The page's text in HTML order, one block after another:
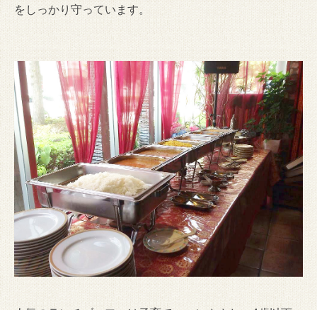
をしっかり守っています。